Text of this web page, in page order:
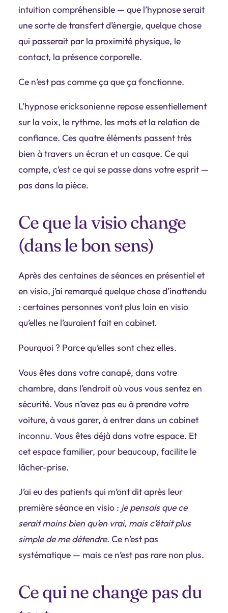
intuition compréhensible — que l’hypnose serait
une sorte de transfert d’énergie, quelque chose
qui passerait par la proximité physique, le
contact, la présence corporelle.
Ce n’est pas comme ça que ça fonctionne.
L’hypnose ericksonienne repose essentiellement
sur la voix, le rythme, les mots et la relation de
confiance. Ces quatre éléments passent très
bien à travers un écran et un casque. Ce qui
compte, c’est ce qui se passe dans votre esprit —
pas dans la pièce.
Ce que la visio change
(dans le bon sens)
Après des centaines de séances en présentiel et
en visio, j’ai remarqué quelque chose d’inattendu
: certaines personnes vont plus loin en visio
qu’elles ne l’auraient fait en cabinet.
Pourquoi ? Parce qu’elles sont chez elles.
Vous êtes dans votre canapé, dans votre
chambre, dans l’endroit où vous vous sentez en
sécurité. Vous n’avez pas eu à prendre votre
voiture, à vous garer, à entrer dans un cabinet
inconnu. Vous êtes déjà dans votre espace. Et
cet espace familier, pour beaucoup, facilite le
lâcher-prise.
J’ai eu des patients qui m’ont dit après leur
première séance en visio : je pensais que ce
serait moins bien qu’en vrai, mais c’était plus
simple de me détendre. Ce n’est pas
systématique — mais ce n’est pas rare non plus.
Ce qui ne change pas du